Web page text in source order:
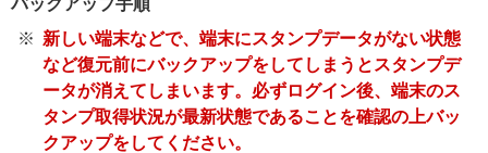
新しい端末などで、端末にスタンプデータがない状態
など復元前にバックアップをしてしまうとスタンプデ
ータが消えてしまいます。必ずログイン後、端末のス
タンプ取得状況が最新状態であることを確認の上バッ
クアップをしてください。